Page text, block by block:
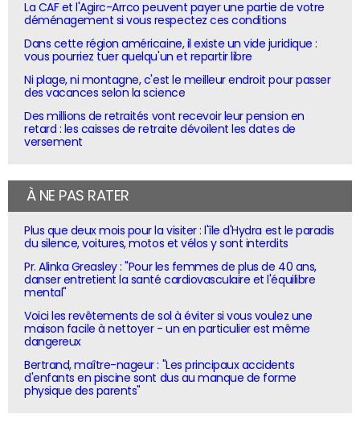
La CAF et l'Agirc-Arrco peuvent payer une partie de votre
déménagement si vous respectez ces conditions
Dans cette région américaine, il existe un vide juridique :
vous pourriez tuer quelqu'un et repartir libre
Ni plage, ni montagne, c'est le meilleur endroit pour passer
des vacances selon la science
Des millions de retraités vont recevoir leur pension en
retard : les caisses de retraite dévoilent les dates de
versement
À NE PAS RATER
Plus que deux mois pour la visiter : l'île d'Hydra est le paradis
du silence, voitures, motos et vélos y sont interdits
Pr. Alinka Greasley : "Pour les femmes de plus de 40 ans,
danser entretient la santé cardiovasculaire et l'équilibre
mental"
Voici les revêtements de sol à éviter si vous voulez une
maison facile à nettoyer - un en particulier est même
dangereux
Bertrand, maître-nageur : "Les principaux accidents
d'enfants en piscine sont dus au manque de forme
physique des parents"